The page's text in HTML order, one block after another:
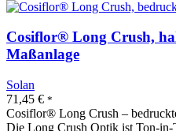
Cosiflor® Long Crush,
Maßanlage
Solan
71,45 € *
Cosiflor® Long Crush –
Die Long Crush Optik ist Ton-in-